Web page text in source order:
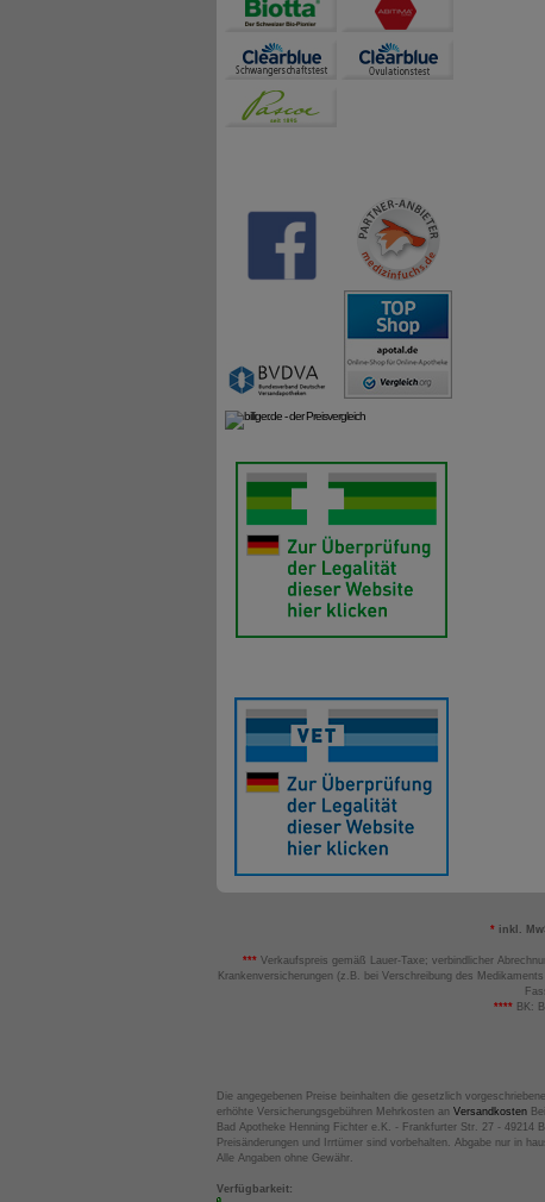
* inkl.
*** Verkaufspreis gemäß Lauer-Taxe; verbindlicher
Krankenversicherungen (z.B. bei Verschreibung des
**** BK:
Die angegebenen Preise beinhalten die gesetzlich
erhöhte Versicherungsgebühren Mehrkosten an Versandkosten
Bad Apotheke Henning Fichter e.K. - Frankfurter Str. 27 - 49214
Preisänderungen und Irrtümer sind vorbehalten. Abgabe nur in
Alle Angaben ohne Gewähr.
Verfügbarkeit: